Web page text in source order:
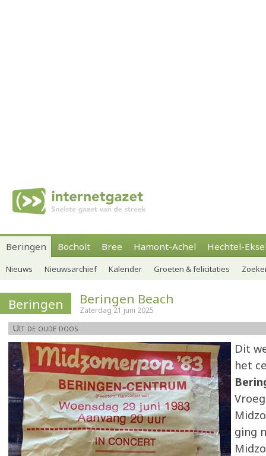
Beringen Bocholt Bree Hamont-Achel Hechtel-
Nieuws Nieuwsarchief Kalender Groeten & felicitaties
Beringen Beringen Beach
Zaterdag 21 juni 2025
Uit de oude doos
Dit
het
ging